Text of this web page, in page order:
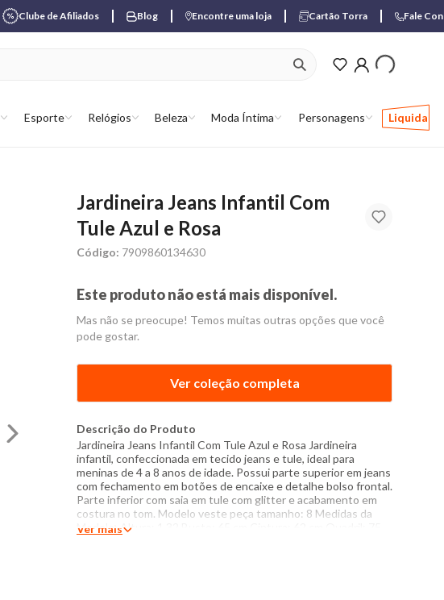
Clube de Afiliados Blog Encontre uma loja Cartão Torra Fale
Esporte Relógios Beleza Moda Íntima Personagens Liquida
ver produtos
Jardineira Jeans Infantil Com
Tule Azul e Rosa
Código: 7909860134630
Este produto não está mais disponível.
Mas não se preocupe! Temos muitas outras opções que você
pode gostar.
Ver coleção completa
Descrição do Produto
Jardineira Jeans Infantil Com Tule Azul e Rosa Jardineira
infantil, confeccionada em tecido jeans e tule, ideal para
meninas de 4 a 8 anos de idade. Possui parte superior em jeans
com fechamento em botões de encaixe e detalhe bolso frontal.
Parte inferior com saia em tule com glitter e acabamento em
costura no tom. Modelo veste peça tamanho: 8 Medidas da
Modelo: Altura: 1,32 Busto: 65 cm Cintura: 62 cm Quadril: 75
Ver mais